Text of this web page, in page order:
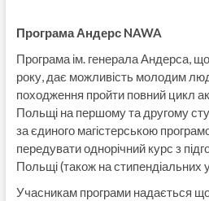
ПрограмаАндерсNAWA
Програма ім. генерала Андерса,
року, дає можливість молодим
походження пройти повний цикл
Польщі на першому та другому
за єдиного магістерською
передувати однорічний курс з
Польщі (також на стипендіальних
Учасникам програми надається